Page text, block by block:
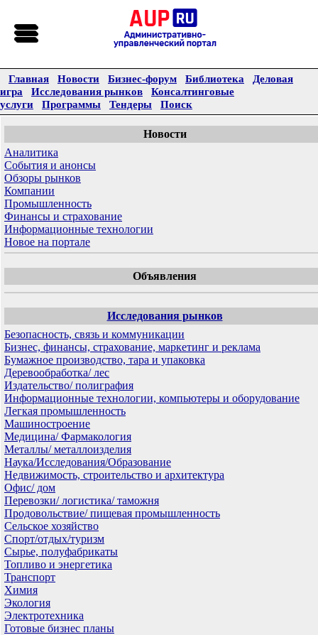
Главная Новости Бизнес-форум Библиотека
Деловая
игра
Исследования рынков
Консалтинговые
услуги
Программы Тендеры Поиск
Новости
Аналитика
События и анонсы
Обзоры рынков
Компании
Промышленность
Финансы и страхование
Информационные технологии
Новое на портале
Объявления
Исследования рынков
Безопасность, связь и коммуникации
Бизнес, финансы, страхование, маркетинг и реклама
Бумажное производство, тара и упаковка
Деревообработка/ лес
Издательство/ полиграфия
Информационные технологии, компьютеры и оборудование
Легкая промышленность
Машиностроение
Медицина/ Фармакология
Металлы/ металлоизделия
Наука/Исследования/Образование
Недвижимость, строительство и архитектура
Офис/ дом
Перевозки/ логистика/ таможня
Продовольствие/ пищевая промышленность
Сельское хозяйство
Спорт/отдых/туризм
Сырье, полуфабрикаты
Топливо и энергетика
Транспорт
Химия
Экология
Электротехника
Готовые бизнес планы